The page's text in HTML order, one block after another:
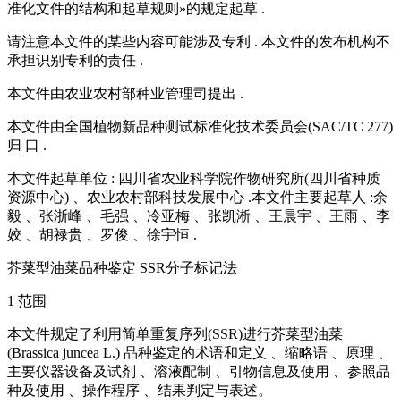
准化文件的结构和起草规则»的规定起草 .
请注意本文件的某些内容可能涉及专利 . 本文件的发布机构不
承担识别专利的责任 .
本文件由农业农村部种业管理司提出 .
本文件由全国植物新品种测试标准化技术委员会(SAC/TC 277)
归 口 .
本文件起草单位 : 四川省农业科学院作物研究所(四川省种质
资源中心) 、农业农村部科技发展中心 .本文件主要起草人 :余
毅 、张浙峰 、毛强 、冷亚梅 、张凯淅 、王晨宇 、王雨 、李
姣 、胡禄贵 、罗俊 、徐宇恒 .
芥菜型油菜品种鉴定 SSR分子标记法
1 范围
本文件规定了利用简单重复序列(SSR)进行芥菜型油菜
(Brassica juncea L.) 品种鉴定的术语和定义 、缩略语 、原理 、
主要仪器设备及试剂 、溶液配制 、引物信息及使用 、参照品
种及使用 、操作程序 、结果判定与表述。